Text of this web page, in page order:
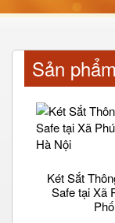
Sản
Két Sắt
Safe tại Xã